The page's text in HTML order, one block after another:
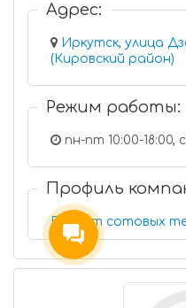
Адрес:
Иркутск, улица
(Кировский район)
Режим работы:
пн-пт 10:00-18:00,
Профиль
Ремонт сотовых